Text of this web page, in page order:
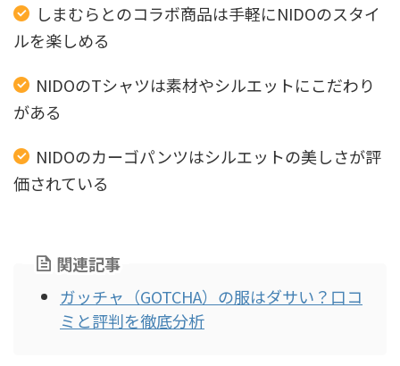
しまむらとのコラボ商品は手軽にNIDOのスタイ
ルを楽しめる
NIDOのTシャツは素材やシルエットにこだわり
がある
NIDOのカーゴパンツはシルエットの美しさが評
価されている
関連記事
ガッチャ（GOTCHA）の服はダサい？口コ
ミと評判を徹底分析